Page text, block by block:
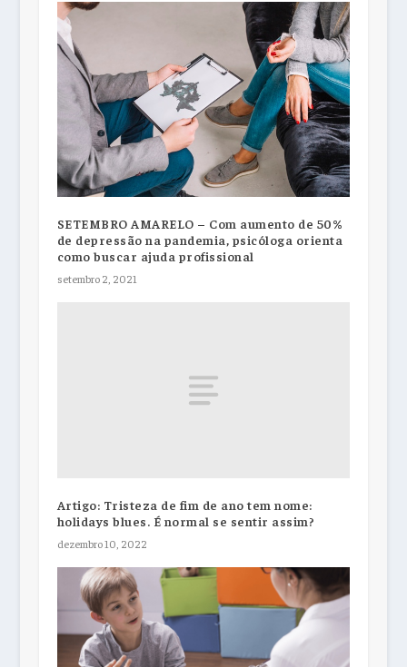
SETEMBRO AMARELO – Com aumento de 50%
de depressão na pandemia, psicóloga orienta
como buscar ajuda profissional
setembro 2, 2021
Artigo: Tristeza de fim de ano tem nome:
holidays blues. É normal se sentir assim?
dezembro 10, 2022